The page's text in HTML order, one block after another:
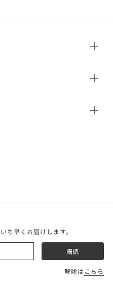
ち早くお届けします。
解除はこちら